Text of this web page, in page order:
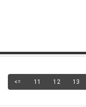
<= 11 12 13